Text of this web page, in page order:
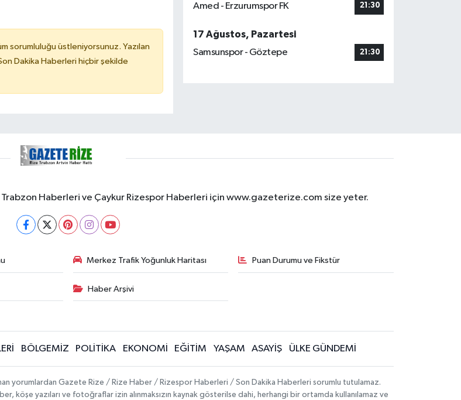
sorumluluğu üstleniyorsunuz. Yazılan
Dakika Haberleri hiçbir şekilde
Amed - Erzurumspor FK 21:30
17 Ağustos, Pazartesi
Samsunspor - Göztepe
21:30
Haberleri ve Çaykur Rizespor Haberleri için www.gazeterize.com size yeter.
Merkez Trafik Yoğunluk Haritası Puan Durumu ve Fikstür
Haber Arşivi
BÖLGEMİZ POLİTİKA EKONOMİ EĞİTİM YAŞAM ASAYİŞ ÜLKE GÜNDEMİ
yorumlardan Gazete Rize / Rize Haber / Rizespor Haberleri / Son Dakika Haberleri sorumlu tutulamaz.
köşe yazıları ve fotoğraflar izin alınmaksızın kaynak gösterilse dahi, herhangi bir ortamda kullanılamaz ve